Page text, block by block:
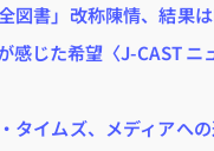
図書」改称陳情、結果
感じた希望〈J-CAST ニ
タイムズ、メディアへ